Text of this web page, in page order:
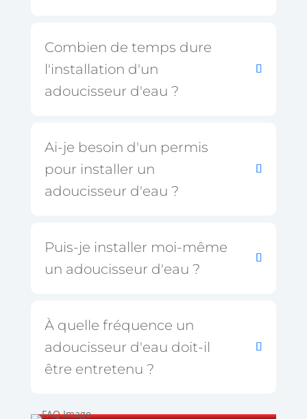
Combien de temps dure
l'installation d'un
adoucisseur d'eau ?
Ai-je besoin d'un permis
pour installer un
adoucisseur d'eau ?
Puis-je installer moi-même
un adoucisseur d'eau ?
À quelle fréquence un
adoucisseur d'eau doit-il
être entretenu ?